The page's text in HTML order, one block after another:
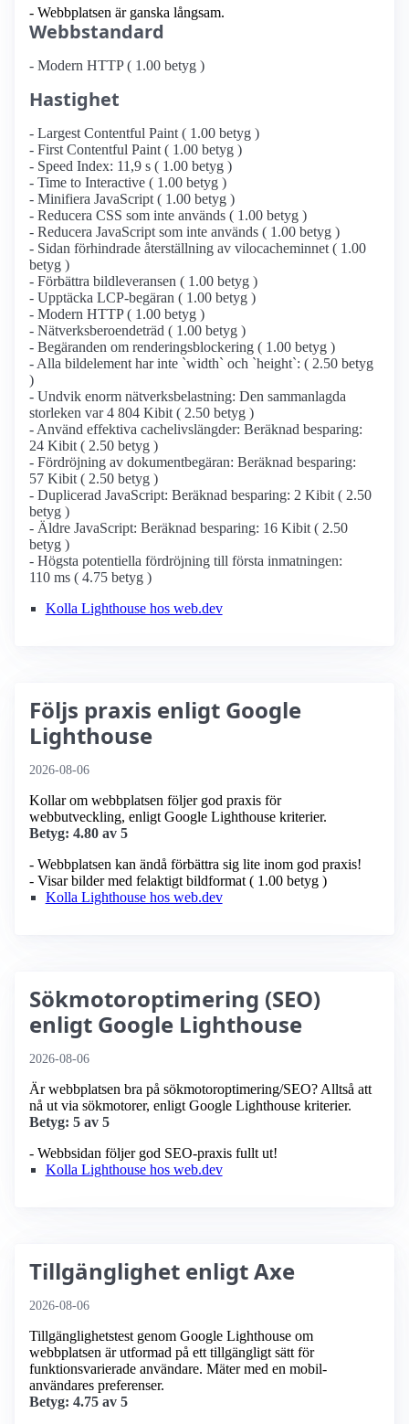
- Webbplatsen är ganska långsam.
Webbstandard
- Modern HTTP ( 1.00 betyg )
Hastighet
- Largest Contentful Paint ( 1.00 betyg )
- First Contentful Paint ( 1.00 betyg )
- Speed Index: 11,9 s ( 1.00 betyg )
- Time to Interactive ( 1.00 betyg )
- Minifiera JavaScript ( 1.00 betyg )
- Reducera CSS som inte används ( 1.00 betyg )
- Reducera JavaScript som inte används ( 1.00 betyg )
- Sidan förhindrade återställning av vilocacheminnet ( 1.00
betyg )
- Förbättra bildleveransen ( 1.00 betyg )
- Upptäcka LCP-begäran ( 1.00 betyg )
- Modern HTTP ( 1.00 betyg )
- Nätverksberoendeträd ( 1.00 betyg )
- Begäranden om renderingsblockering ( 1.00 betyg )
- Alla bildelement har inte `width` och `height`: ( 2.50 betyg
)
- Undvik enorm nätverksbelastning: Den sammanlagda
storleken var 4 804 Kibit ( 2.50 betyg )
- Använd effektiva cachelivslängder: Beräknad besparing:
24 Kibit ( 2.50 betyg )
- Fördröjning av dokumentbegäran: Beräknad besparing:
57 Kibit ( 2.50 betyg )
- Duplicerad JavaScript: Beräknad besparing: 2 Kibit ( 2.50
betyg )
- Äldre JavaScript: Beräknad besparing: 16 Kibit ( 2.50
betyg )
- Högsta potentiella fördröjning till första inmatningen:
110 ms ( 4.75 betyg )
Kolla Lighthouse hos web.dev
Följs praxis enligt Google
Lighthouse
2026-08-06
Kollar om webbplatsen följer god praxis för
webbutveckling, enligt Google Lighthouse kriterier.
Betyg: 4.80 av 5
- Webbplatsen kan ändå förbättra sig lite inom god praxis!
- Visar bilder med felaktigt bildformat ( 1.00 betyg )
Kolla Lighthouse hos web.dev
Sökmotoroptimering (SEO)
enligt Google Lighthouse
2026-08-06
Är webbplatsen bra på sökmotoroptimering/SEO? Alltså att
nå ut via sökmotorer, enligt Google Lighthouse kriterier.
Betyg: 5 av 5
- Webbsidan följer god SEO-praxis fullt ut!
Kolla Lighthouse hos web.dev
Tillgänglighet enligt Axe
2026-08-06
Tillgänglighetstest genom Google Lighthouse om
webbplatsen är utformad på ett tillgängligt sätt för
funktionsvarierade användare. Mäter med en mobil­
användares preferenser.
Betyg: 4.75 av 5